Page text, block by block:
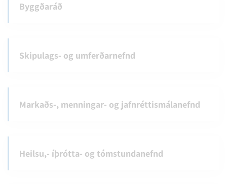
Byggðaráð
Skipulags- og umferðarnefnd
Markaðs-, menningar- og jafnréttismálanefnd
Heilsu,- íþrótta- og tómstundanefnd